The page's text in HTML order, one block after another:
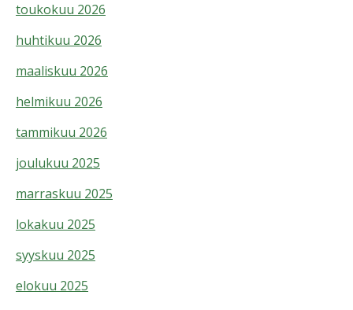
toukokuu 2026
huhtikuu 2026
maaliskuu 2026
helmikuu 2026
tammikuu 2026
joulukuu 2025
marraskuu 2025
lokakuu 2025
syyskuu 2025
elokuu 2025